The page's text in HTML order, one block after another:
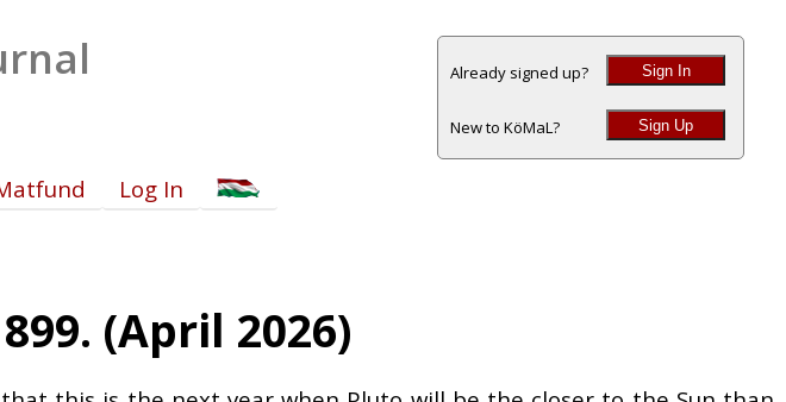
Already signed up? Sign In
New to KöMaL? Sign Up
Log In
(April 2026)